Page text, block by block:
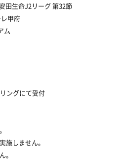
田生命J2リーグ 第32節
甲府
ム
ングにて受付
施しません。
。